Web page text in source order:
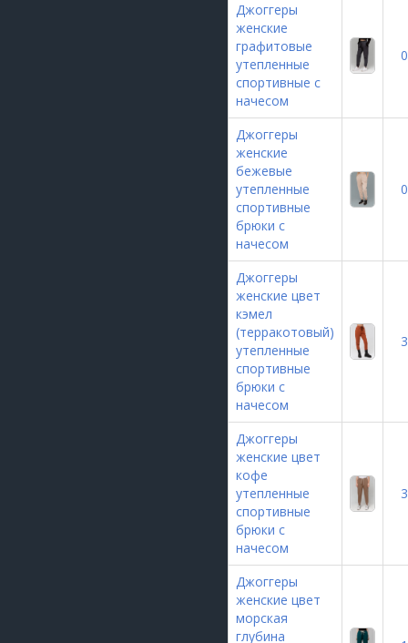
Джоггеры
женские
графитовые
утепленные
спортивные с
начесом
0
Джоггеры
женские
бежевые
утепленные
спортивные
брюки с
начесом
0
Джоггеры
женские цвет
кэмел
(терракотовый)
утепленные
спортивные
брюки с
начесом
3
Джоггеры
женские цвет
кофе
утепленные
спортивные
брюки с
начесом
3
Джоггеры
женские цвет
морская
глубина